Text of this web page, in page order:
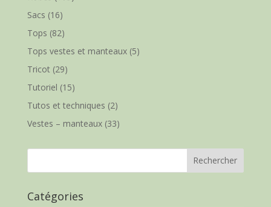
Sacs (16)
Tops (82)
Tops vestes et manteaux(5)
Tricot (29)
Tutoriel (15)
Tutos et techniques (2)
Vestes – manteaux(33)
Catégories